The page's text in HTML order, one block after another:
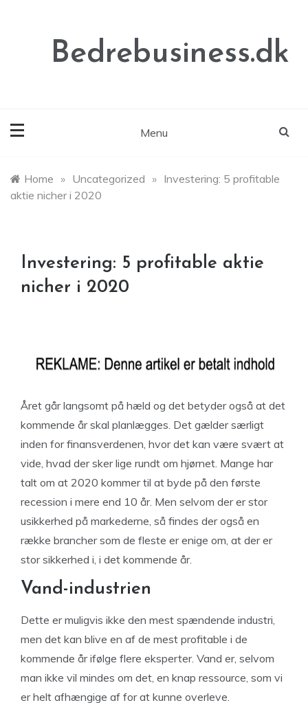
Bedrebusiness.dk
Menu
Home » Uncategorized » Investering: 5 profitable
aktie nicher i 2020
Investering: 5 profitable aktie
nicher i 2020
Året går langsomt på hæld og det betyder også at det
kommende år skal planlægges. Det gælder særligt
inden for finansverdenen, hvor det kan være svært at
vide, hvad der sker lige rundt om hjørnet. Mange har
talt om at 2020 kommer til at byde på den første
recession i mere end 10 år. Men selvom der er stor
usikkerhed på markederne, så findes der også en
række brancher som de fleste er enige om, at der er
stor sikkerhed i, i det kommende år.
Vand-industrien
Dette er muligvis ikke den mest spændende industri,
men det kan blive en af de mest profitable i de
kommende år ifølge flere eksperter. Vand er, selvom
man ikke vil mindes om det, en knap ressource, som vi
er helt afhængige af for at kunne overleve.